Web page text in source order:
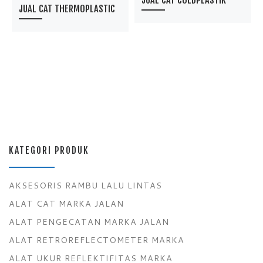
JUAL CAT THERMOPLASTIC
KATEGORI PRODUK
AKSESORIS RAMBU LALU LINTAS
ALAT CAT MARKA JALAN
ALAT PENGECATAN MARKA JALAN
ALAT RETROREFLECTOMETER MARKA
ALAT UKUR REFLEKTIFITAS MARKA